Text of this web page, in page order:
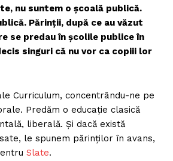
nu suntem o școală publică.
Părinții, după ce au văzut
se predau în școlile publice în
singuri că nu vor ca copiii lor
Curriculum, concentrându-ne pe
Predăm o educație clasică
liberală. Și dacă există
le spunem părinților în avans,
Slate.